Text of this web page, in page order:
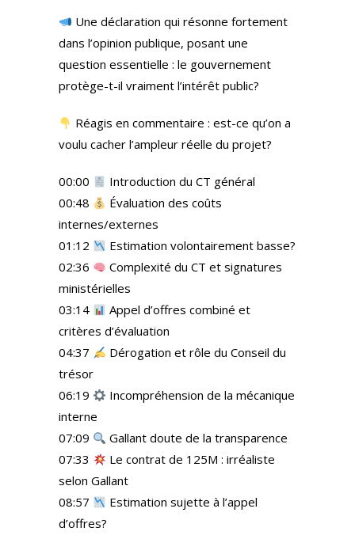
Une déclaration qui résonne fortement
dans l’opinion publique, posant une
question essentielle : le gouvernement
protège-t-il vraiment l’intérêt public?
Réagis en commentaire : est-ce qu’on a
voulu cacher l’ampleur réelle du projet?
00:00
Introduction du CT général
00:48
Évaluation des coûts
internes/externes
01:12
Estimation volontairement basse?
02:36
Complexité du CT et signatures
ministérielles
03:14
Appel d’offres combiné et
critères d’évaluation
04:37
Dérogation et rôle du Conseil du
trésor
06:19
Incompréhension de la mécanique
interne
07:09
Gallant doute de la transparence
07:33
Le contrat de 125M : irréaliste
selon Gallant
08:57
Estimation sujette à l’appel
d’offres?